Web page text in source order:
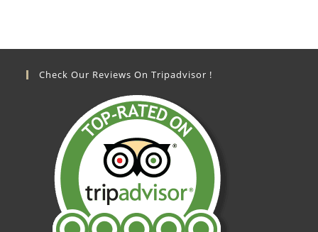
Check Our Reviews On Tripadvisor !